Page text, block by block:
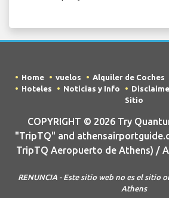
Home vuelos Alquiler de Coches
Hoteles
Noticias y Info
Sitio
COPYRIGHT © 2026 Try
"TripTQ" and
TripTQ Aeropuerto de Athens) /
RENUNCIA - Este sitio web no es el sitio
Athens